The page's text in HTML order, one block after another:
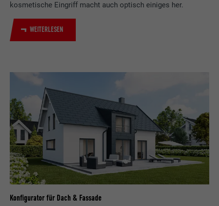
kosmetische Eingriff macht auch optisch einiges her.
WEITERLESEN
Konfigurator für Dach & Fassade